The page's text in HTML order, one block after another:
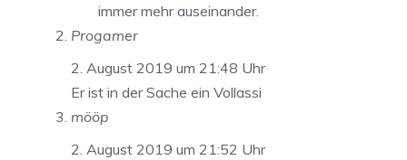
immer mehr auseinander.
Progamer
2. August 2019 um 21:48 Uhr
Er ist in der Sache ein Vollassi
mööp
2. August 2019 um 21:52 Uhr